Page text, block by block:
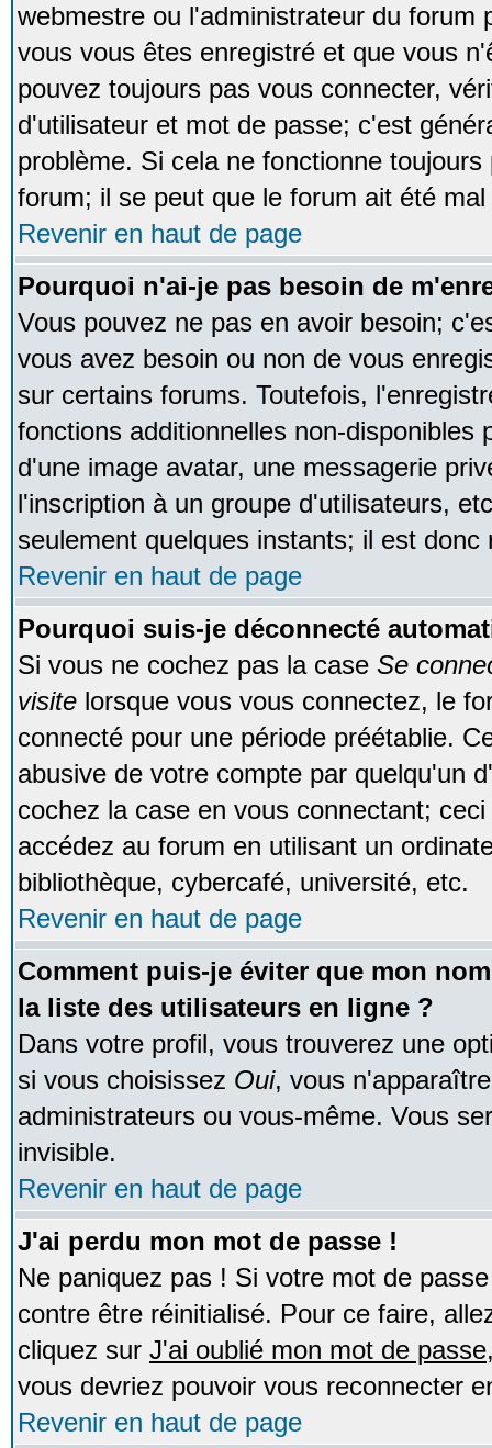
webmestre ou l'administrateur du forum
vous vous êtes enregistré et que vous
pouvez toujours pas vous connecter,
d'utilisateur et mot de passe; c'est
problème. Si cela ne fonctionne
forum; il se peut que le forum ait été
Revenir en haut de page
Pourquoi n'ai-je pas besoin de
Vous pouvez ne pas en avoir besoin;
vous avez besoin ou non de vous
sur certains forums. Toutefois,
fonctions additionnelles non-disponibles
d'une image avatar, une messagerie
l'inscription à un groupe d'utilisateurs,
seulement quelques instants; il est
Revenir en haut de page
Pourquoi suis-je déconnecté
Si vous ne cochez pas la case Se
visite lorsque vous vous connectez, le
connecté pour une période préétablie.
abusive de votre compte par quelqu'un
cochez la case en vous connectant;
accédez au forum en utilisant un
bibliothèque, cybercafé, université, etc.
Revenir en haut de page
Comment puis-je éviter que mon
la liste des utilisateurs en ligne ?
Dans votre profil, vous trouverez une
si vous choisissez Oui, vous
administrateurs ou vous-même. Vous
invisible.
Revenir en haut de page
J'ai perdu mon mot de passe !
Ne paniquez pas ! Si votre mot de
contre être réinitialisé. Pour ce faire,
cliquez sur J'ai oublié mon mot de passe
vous devriez pouvoir vous reconnecter
Revenir en haut de page